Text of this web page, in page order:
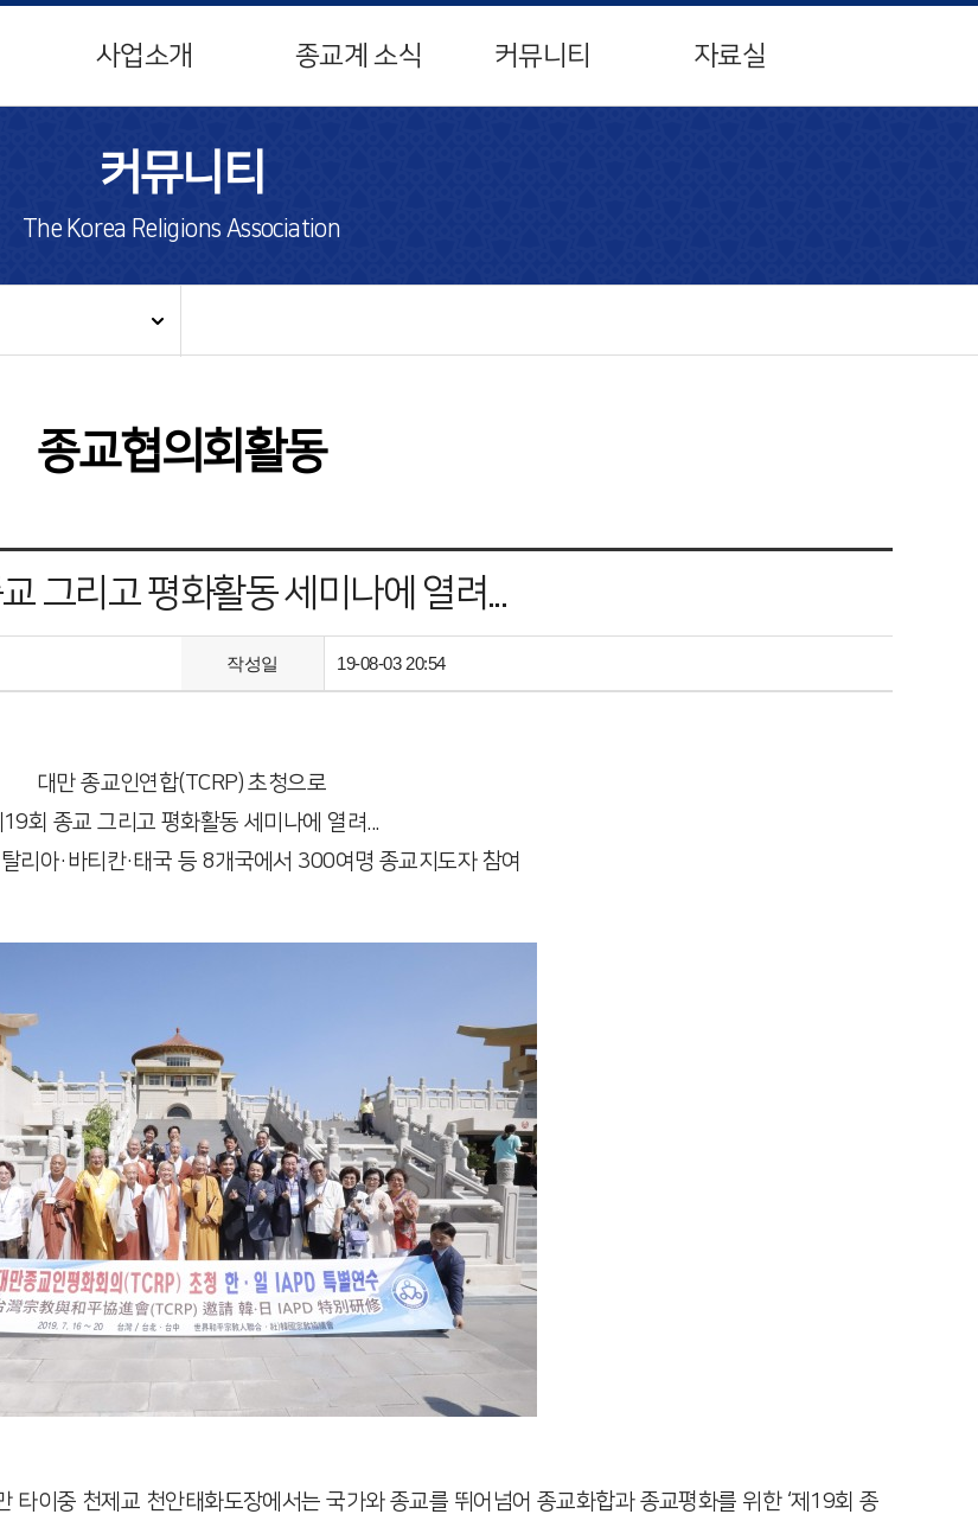
사업소개 종교계 소식 커뮤니티 자료실
커뮤니티
The Korea Religions Association
종교협의회활동
그리고 평화활동 세미나에 열려...
작성일 19-08-03 20:54
대만 종교인연합(TCRP) 초청으로
회 종교 그리고 평화활동 세미나에 열려...
탈리아·바티칸·태국 등 8개국에서 300여명 종교지도자 참여
이중 천제교 천안태화도장에서는 국가와 종교를 뛰어넘어 종교화합과 종교평화를 위한 ‘제19회 종